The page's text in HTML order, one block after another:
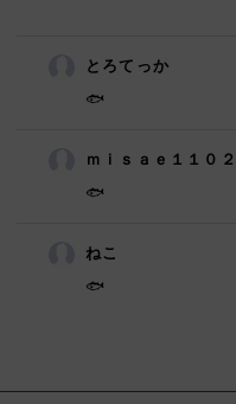
とろてっか
🐟
ｍｉｓａｅ１１０２
🐟
ねこ
🐟️